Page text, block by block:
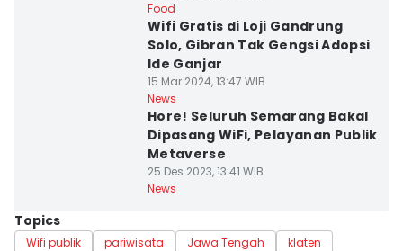
Food
Wifi Gratis di Loji Gandrung
Solo, Gibran Tak Gengsi Adopsi
Ide Ganjar
15 Mar 2024, 13:47 WIB
News
Hore! Seluruh Semarang Bakal
Dipasang WiFi, Pelayanan Publik
Metaverse
25 Des 2023, 13:41 WIB
News
Topics
Wifi publik pariwisata Jawa Tengah
klaten